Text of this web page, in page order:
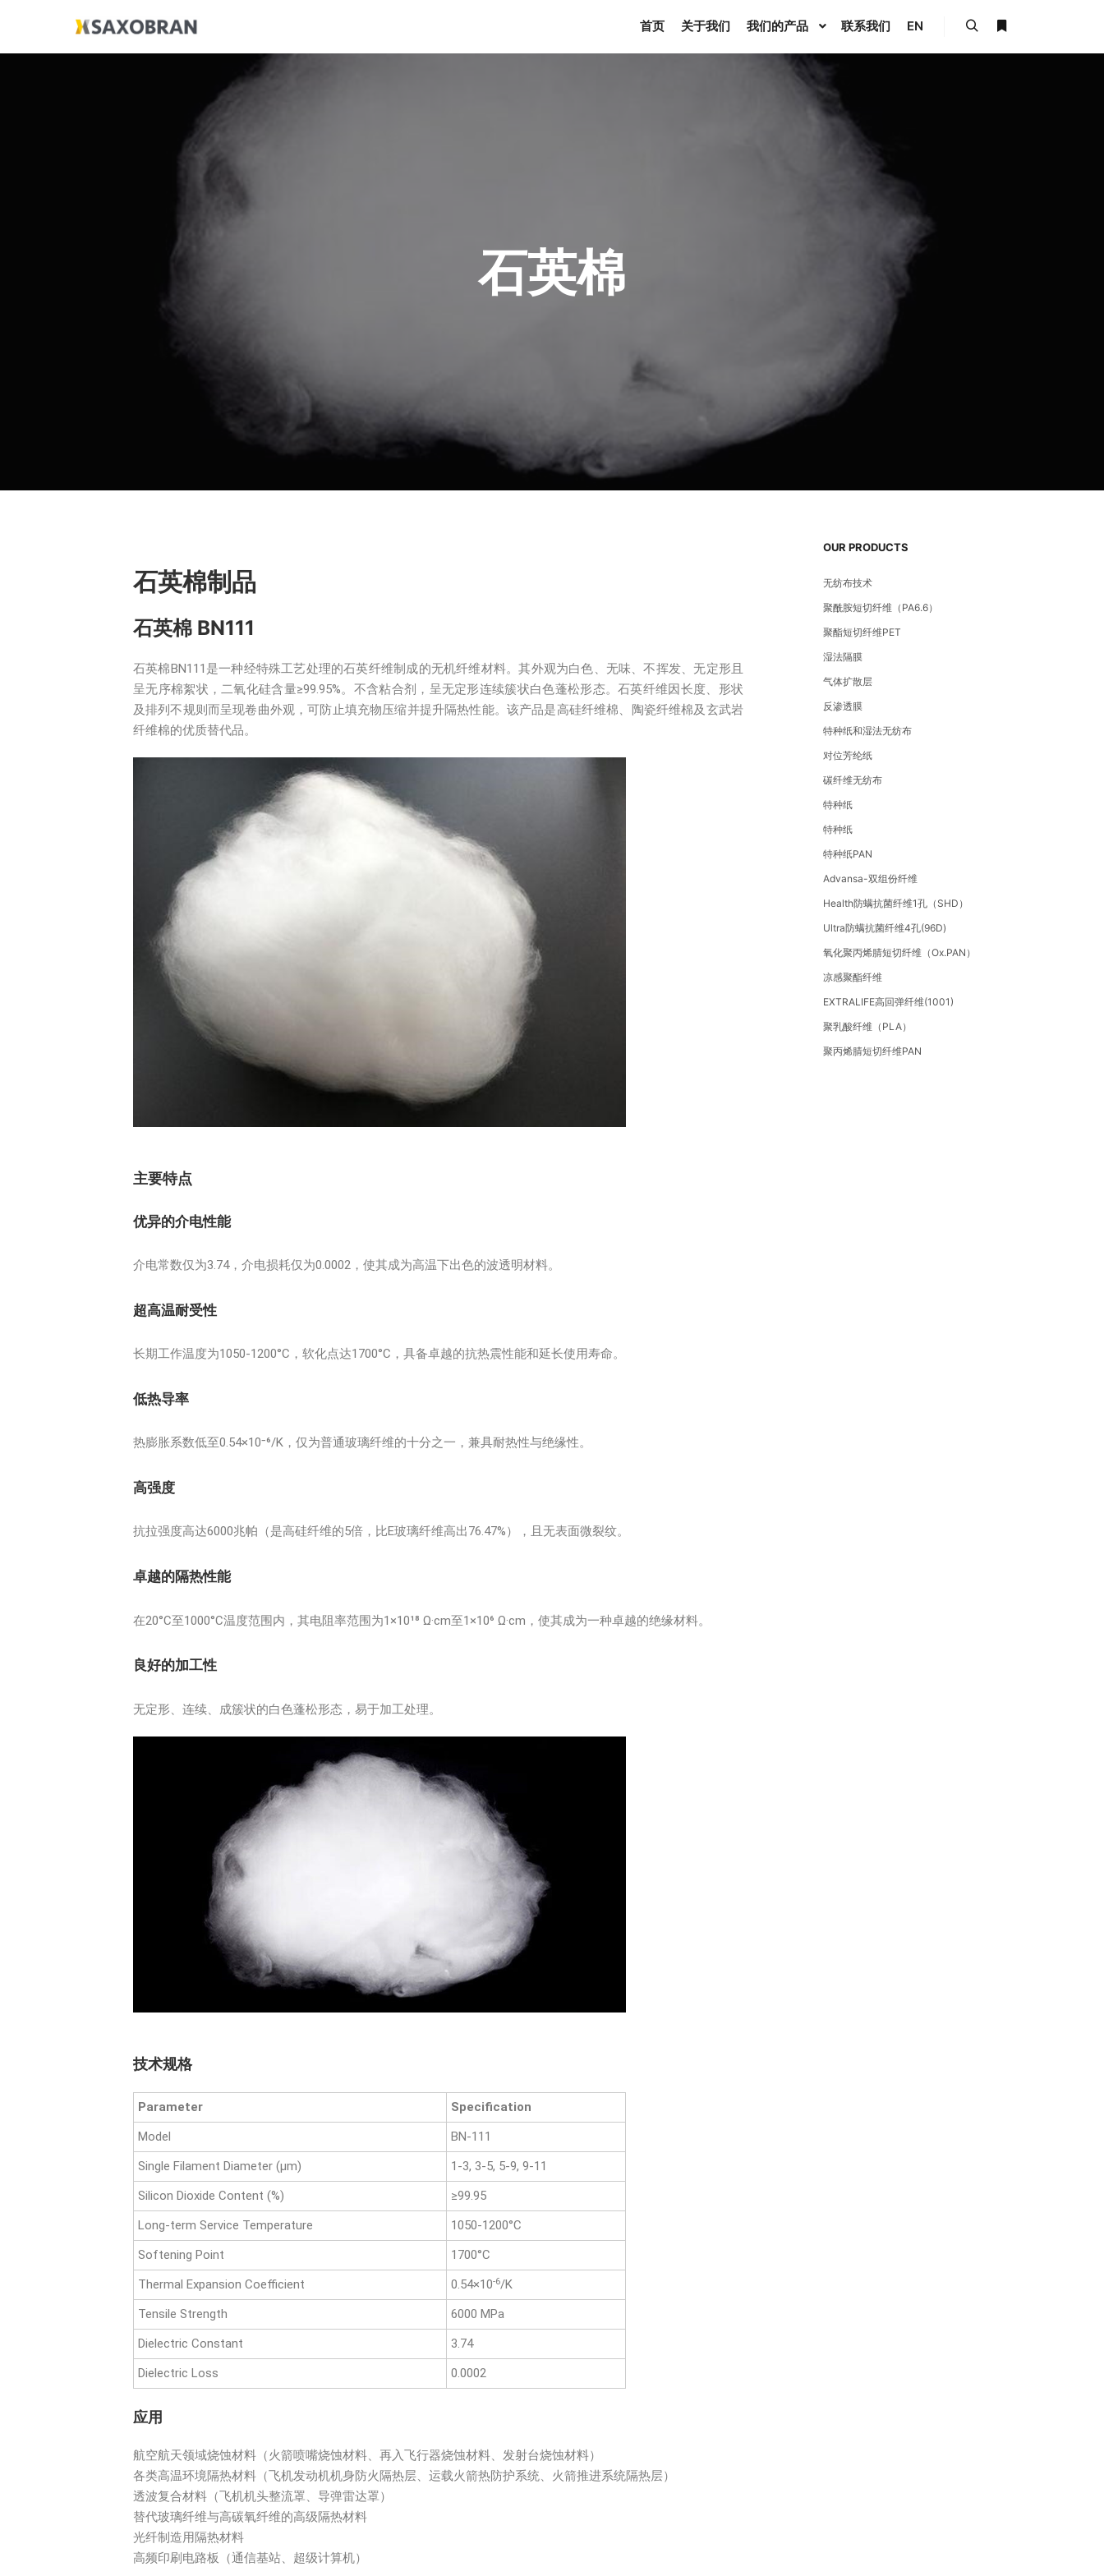
首页 关于我们 我们的产品 联系我们 EN
石英棉
石英棉制品
石英棉 BN111
石英棉BN111是一种经特殊工艺处理的石英纤维制成的无机纤维材料。其外观为白色、无味、不挥发、无定形且
呈无序棉絮状，二氧化硅含量≥99.95%。不含粘合剂，呈无定形连续簇状白色蓬松形态。石英纤维因长度、形状
及排列不规则而呈现卷曲外观，可防止填充物压缩并提升隔热性能。该产品是高硅纤维棉、陶瓷纤维棉及玄武岩
纤维棉的优质替代品。
主要特点
优异的介电性能
介电常数仅为3.74，介电损耗仅为0.0002，使其成为高温下出色的波透明材料。
超高温耐受性
长期工作温度为1050-1200°C，软化点达1700°C，具备卓越的抗热震性能和延长使用寿命。
低热导率
热膨胀系数低至0.54×10⁻⁶/K，仅为普通玻璃纤维的十分之一，兼具耐热性与绝缘性。
高强度
抗拉强度高达6000兆帕（是高硅纤维的5倍，比E玻璃纤维高出76.47%），且无表面微裂纹。
卓越的隔热性能
在20°C至1000°C温度范围内，其电阻率范围为1×10¹⁸ Ω·cm至1×10⁶ Ω·cm，使其成为一种卓越的绝缘材料。
良好的加工性
无定形、连续、成簇状的白色蓬松形态，易于加工处理。
技术规格
Parameter
Specification
Model
BN-111
Single Filament Diameter (μm)
1-3, 3-5, 5-9, 9-11
Silicon Dioxide Content (%)
≥99.95
Long-term Service Temperature
1050-1200°C
Softening Point
1700°C
Thermal Expansion Coefficient
0.54×10-6/K
Tensile Strength
6000 MPa
Dielectric Constant
3.74
Dielectric Loss
0.0002
应用
航空航天领域烧蚀材料（火箭喷嘴烧蚀材料、再入飞行器烧蚀材料、发射台烧蚀材料）
各类高温环境隔热材料（飞机发动机机身防火隔热层、运载火箭热防护系统、火箭推进系统隔热层）
透波复合材料（飞机机头整流罩、导弹雷达罩）
替代玻璃纤维与高碳氧纤维的高级隔热材料
光纤制造用隔热材料
高频印刷电路板（通信基站、超级计算机）
OUR PRODUCTS
无纺布技术
聚酰胺短切纤维（PA6.6）
聚酯短切纤维PET
湿法隔膜
气体扩散层
反渗透膜
特种纸和湿法无纺布
对位芳纶纸
碳纤维无纺布
特种纸
特种纸
特种纸PAN
Advansa-双组份纤维
Health防螨抗菌纤维1孔（SHD）
Ultra防螨抗菌纤维4孔(96D)
氧化聚丙烯腈短切纤维（Ox.PAN）
凉感聚酯纤维
EXTRALIFE高回弹纤维(1001)
聚乳酸纤维（PLA）
聚丙烯腈短切纤维PAN